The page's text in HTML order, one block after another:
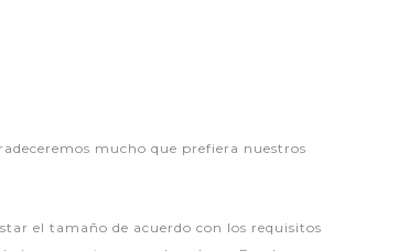
mucho que prefiera nuestros
el tamaño de acuerdo con los requisitos